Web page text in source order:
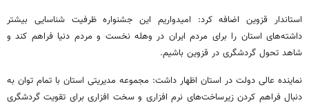
استاندار قزوین اضافه کرد: امیدواریم این جشنواره ظرفیت شناسایی بیشتر
داشته‌های استان را برای مردم ایران در وهله نخست و مردم دنیا فراهم کند و
شاهد تحول گردشگری در قزوین باشیم.
نماینده عالی دولت در استان اظهار داشت: مجموعه مدیریتی استان با تمام توان به
دنبال فراهم کردن زیرساخت‌های نرم افزاری و سخت افزاری برای تقویت گردشگری